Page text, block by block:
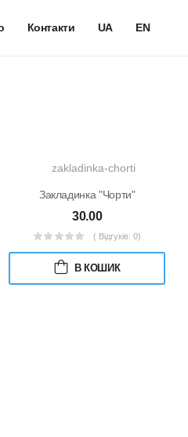
Контакти UA EN
Закладинка "Чорти"
30.00
( Відгуків: 0)
В КОШИК